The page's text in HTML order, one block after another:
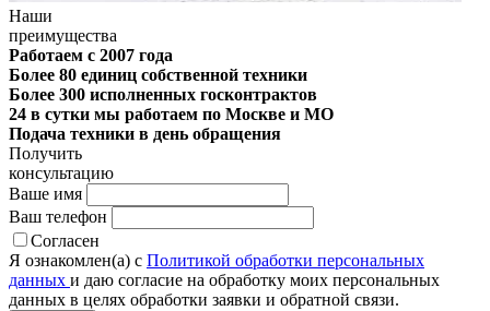
Наши
преимущества
Работаем с 2007 года
Более 80 единиц собственной техники
Более 300 исполненных госконтрактов
24 в сутки мы работаем по Москве и МО
Подача техники в день обращения
Получить
консультацию
Ваше имя
Ваш телефон
Согласен
Я ознакомлен(а) с Политикой обработки персональных
данных и даю согласие на обработку моих персональных
данных в целях обработки заявки и обратной связи.